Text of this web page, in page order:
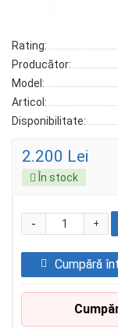
Rating:
Producător:
Model:
Articol:
Disponibilitate:
2.200 Lei
În stock
+
-
Cumpără